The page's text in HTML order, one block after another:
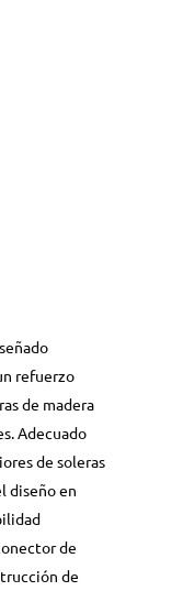
refuerzo
de madera
Adecuado
de soleras
diseño en
de
de